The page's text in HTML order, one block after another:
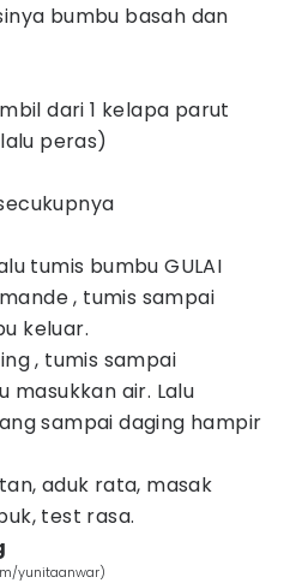
bumbu basah dan
dari 1 kelapa parut
peras)
tumis bumbu GULAI
, tumis sampai
keluar.
, tumis sampai
masukkan air. Lalu
sampai daging hampir
aduk rata, masak
test rasa.
yunitaanwar)